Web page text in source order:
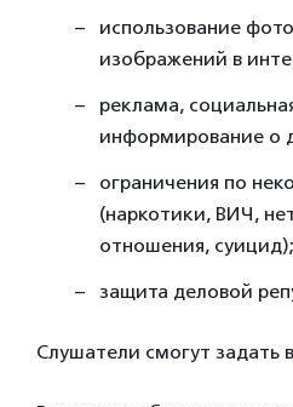
использование
изображений в
реклама,
информирование о
ограничения по
(наркотики, ВИЧ,
отношения, суицид);
защита деловой
Слушатели смогут задать